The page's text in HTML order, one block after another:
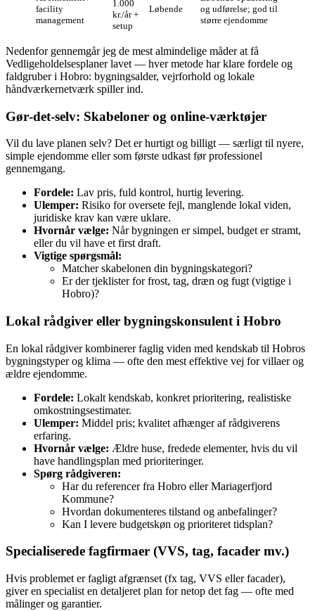
facility
management
1.000
kr./år +
setup
Løbende
og udførelse; god til
større ejendomme
Nedenfor gennemgår jeg de mest almindelige måder at få
Vedligeholdelsesplaner lavet — hver metode har klare fordele og
faldgruber i Hobro: bygningsalder, vejrforhold og lokale
håndværkernetværk spiller ind.
Gør‑det‑selv: Skabeloner og online‑værktøjer
Vil du lave planen selv? Det er hurtigt og billigt — særligt til nyere,
simple ejendomme eller som første udkast før professionel
gennemgang.
Fordele: Lav pris, fuld kontrol, hurtig levering.
Ulemper: Risiko for oversete fejl, manglende lokal viden,
juridiske krav kan være uklare.
Hvornår vælge: Når bygningen er simpel, budget er stramt,
eller du vil have et first draft.
Vigtige spørgsmål:
Matcher skabelonen din bygningskategori?
Er der tjeklister for frost, tag, dræn og fugt (vigtige i
Hobro)?
Lokal rådgiver eller bygningskonsulent i Hobro
En lokal rådgiver kombinerer faglig viden med kendskab til Hobros
bygningstyper og klima — ofte den mest effektive vej for villaer og
ældre ejendomme.
Fordele: Lokalt kendskab, konkret prioritering, realistiske
omkostningsestimater.
Ulemper: Middel pris; kvalitet afhænger af rådgiverens
erfaring.
Hvornår vælge: Ældre huse, fredede elementer, hvis du vil
have handlingsplan med prioriteringer.
Spørg rådgiveren:
Har du referencer fra Hobro eller Mariagerfjord
Kommune?
Hvordan dokumenteres tilstand og anbefalinger?
Kan I levere budgetskøn og prioriteret tidsplan?
Specialiserede fagfirmaer (VVS, tag, facader mv.)
Hvis problemet er fagligt afgrænset (fx tag, VVS eller facader),
giver en specialist en detaljeret plan for netop det fag — ofte med
målinger og garantier.